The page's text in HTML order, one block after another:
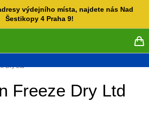
výdejního místa, najdete nás Nad
Šestikopy 4 Praha 9!
Dry Ltd
Freeze Dry Ltd